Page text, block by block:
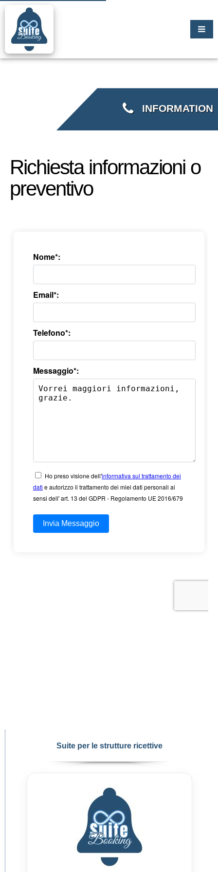
INFORMATION
Richiesta informazioni o
preventivo
Suite per le strutture ricettive